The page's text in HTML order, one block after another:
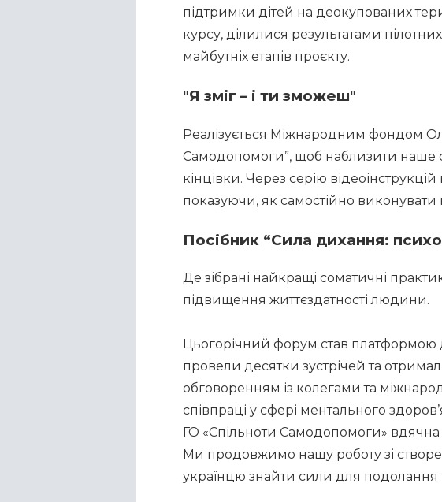
підтримки дітей на деокупованих
курсу, ділилися результатами
майбутніх етапів проєкту.
"Я зміг – і ти зможеш"
Реалізується Міжнародним фондом
Самодопомоги”, щоб наблизити наше
кінцівки. Через серію
показуючи, як самостійно
Посібник “Сила дихання:
Де зібрані найкращі соматичні
підвищення життєздатності людини.
Цьогорічний форум став платформою
провели десятки зустрічей та
обговоренням із колегами та
співпраці у сфері ментального
ГО «Спільноти Самодопомоги» вдячна
Ми продовжимо нашу роботу зі
українцю знайти сили для подолання